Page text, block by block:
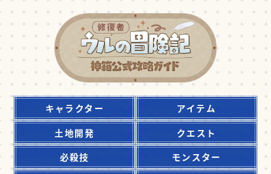
キャラクター
アイテム
土地開発
クエスト
必殺技
モンスター